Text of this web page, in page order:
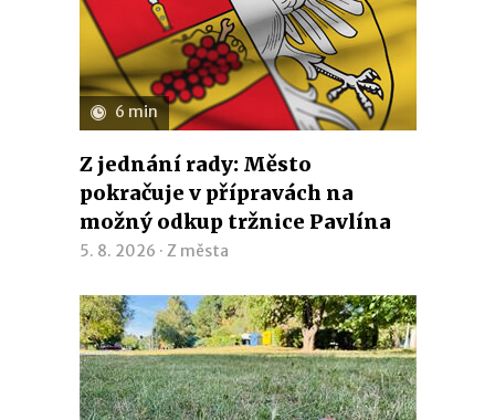
6 min
Z jednání rady: Město
pokračuje v přípravách na
možný odkup tržnice Pavlína
5. 8. 2026 · Z města